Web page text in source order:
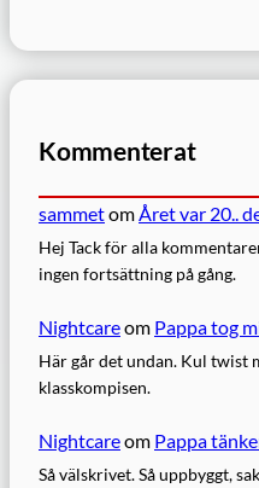
Kommenterat
sammetom Året var 20..
Hej Tack för alla
ingen fortsättning på gång.
Nightcareom Pappa tog
Här går det undan. Kul twist
klasskompisen.
Nightcareom Pappa
Så välskrivet. Så uppbyggt,